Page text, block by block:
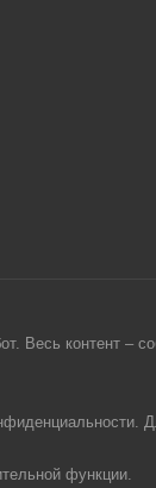
контент –
функции.